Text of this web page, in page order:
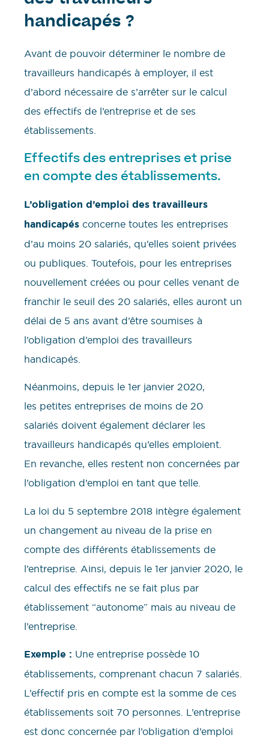
handicapés ?
Avant de pouvoir déterminer le nombre de
travailleurs handicapés à employer, il est
d’abord nécessaire de s’arrêter sur le calcul
des effectifs de l’entreprise et de ses
établissements.
Effectifs des entreprises et prise
en compte des établissements.
L’obligation d’emploi des travailleurs
handicapés concerne toutes les entreprises
d’au moins 20 salariés, qu’elles soient privées
ou publiques. Toutefois, pour les entreprises
nouvellement créées ou pour celles venant de
franchir le seuil des 20 salariés, elles auront un
délai de 5 ans avant d’être soumises à
l’obligation d’emploi des travailleurs
handicapés.
Néanmoins, depuis le 1er janvier 2020,
les petites entreprises de moins de 20
salariés doivent également déclarer les
travailleurs handicapés qu’elles emploient.
En revanche, elles restent non concernées par
l’obligation d’emploi en tant que telle.
La loi du 5 septembre 2018 intègre également
un changement au niveau de la prise en
compte des différents établissements de
l’entreprise. Ainsi, depuis le 1er janvier 2020, le
calcul des effectifs ne se fait plus par
établissement “autonome” mais au niveau de
l’entreprise.
Exemple : Une entreprise possède 10
établissements, comprenant chacun 7 salariés.
L’effectif pris en compte est la somme de ces
établissements soit 70 personnes. L’entreprise
est donc concernée par l’obligation d’emploi